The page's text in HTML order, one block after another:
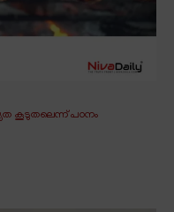
കൂടുതലെന്ന് പഠനം